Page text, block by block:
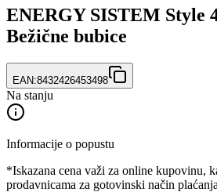
ENERGY SISTEM Style
Bežične bubice
EAN:8432426453498
Na stanju
Informacije o popustu
*Iskazana cena važi za online kupovinu,
prodavnicama za gotovinski način